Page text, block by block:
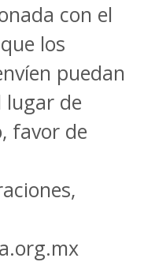
con el
los
puedan
lugar de
favor de